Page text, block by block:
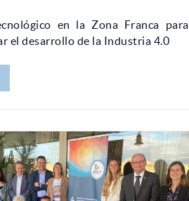
en la Zona Franca para
el desarrollo de la Industria 4.0